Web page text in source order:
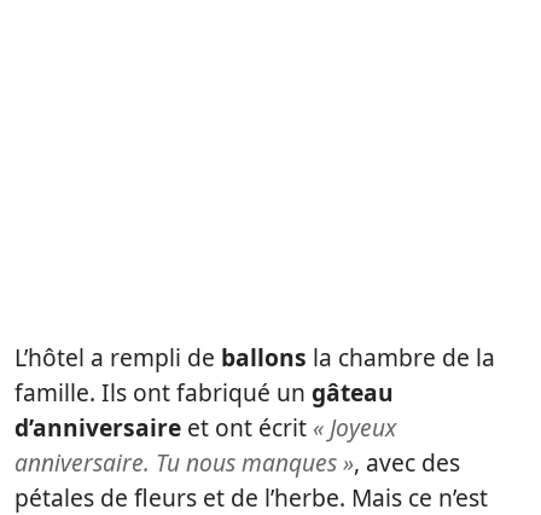
L’hôtel a rempli de ballons la chambre de la
famille. Ils ont fabriqué un gâteau
d’anniversaire et ont écrit « Joyeux
anniversaire. Tu nous manques », avec des
pétales de fleurs et de l’herbe. Mais ce n’est